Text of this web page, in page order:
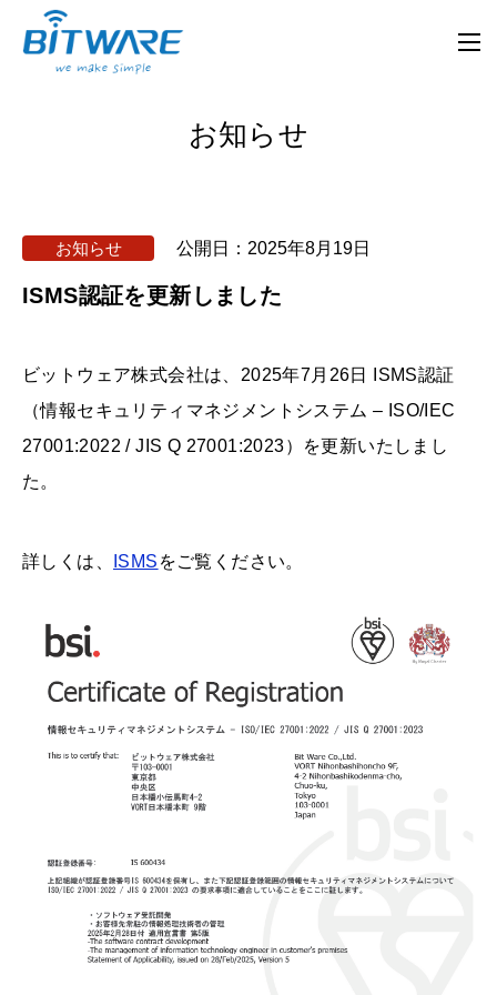
お知らせ
ISMS認証を更新しました
公開日： 2025年8月19日
お知らせ
ビットウェア株式会社は、2025年7月26日 ISMS認証
（情報セキュリティマネジメントシステム – ISO/IEC
27001:2022 / JIS Q 27001:2023）を更新いたしまし
た。
詳しくは、 ISMS をご覧ください。